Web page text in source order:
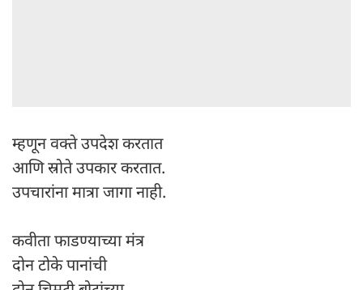
म्हणून वक्ते उपदेश करतात
आणि स्रोते उपकार करतात.
उपचारांना मात्रा जागा नाही.
कवीता फाडण्याच्या मंत्र
दोन टोके पानांची